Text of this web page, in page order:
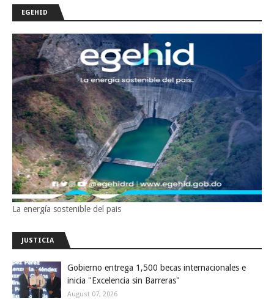
EGEHID
La energía sostenible del pais
JUSTICIA
Gobierno entrega 1,500 becas internacionales e
inicia "Excelencia sin Barreras"
August 07, 2026